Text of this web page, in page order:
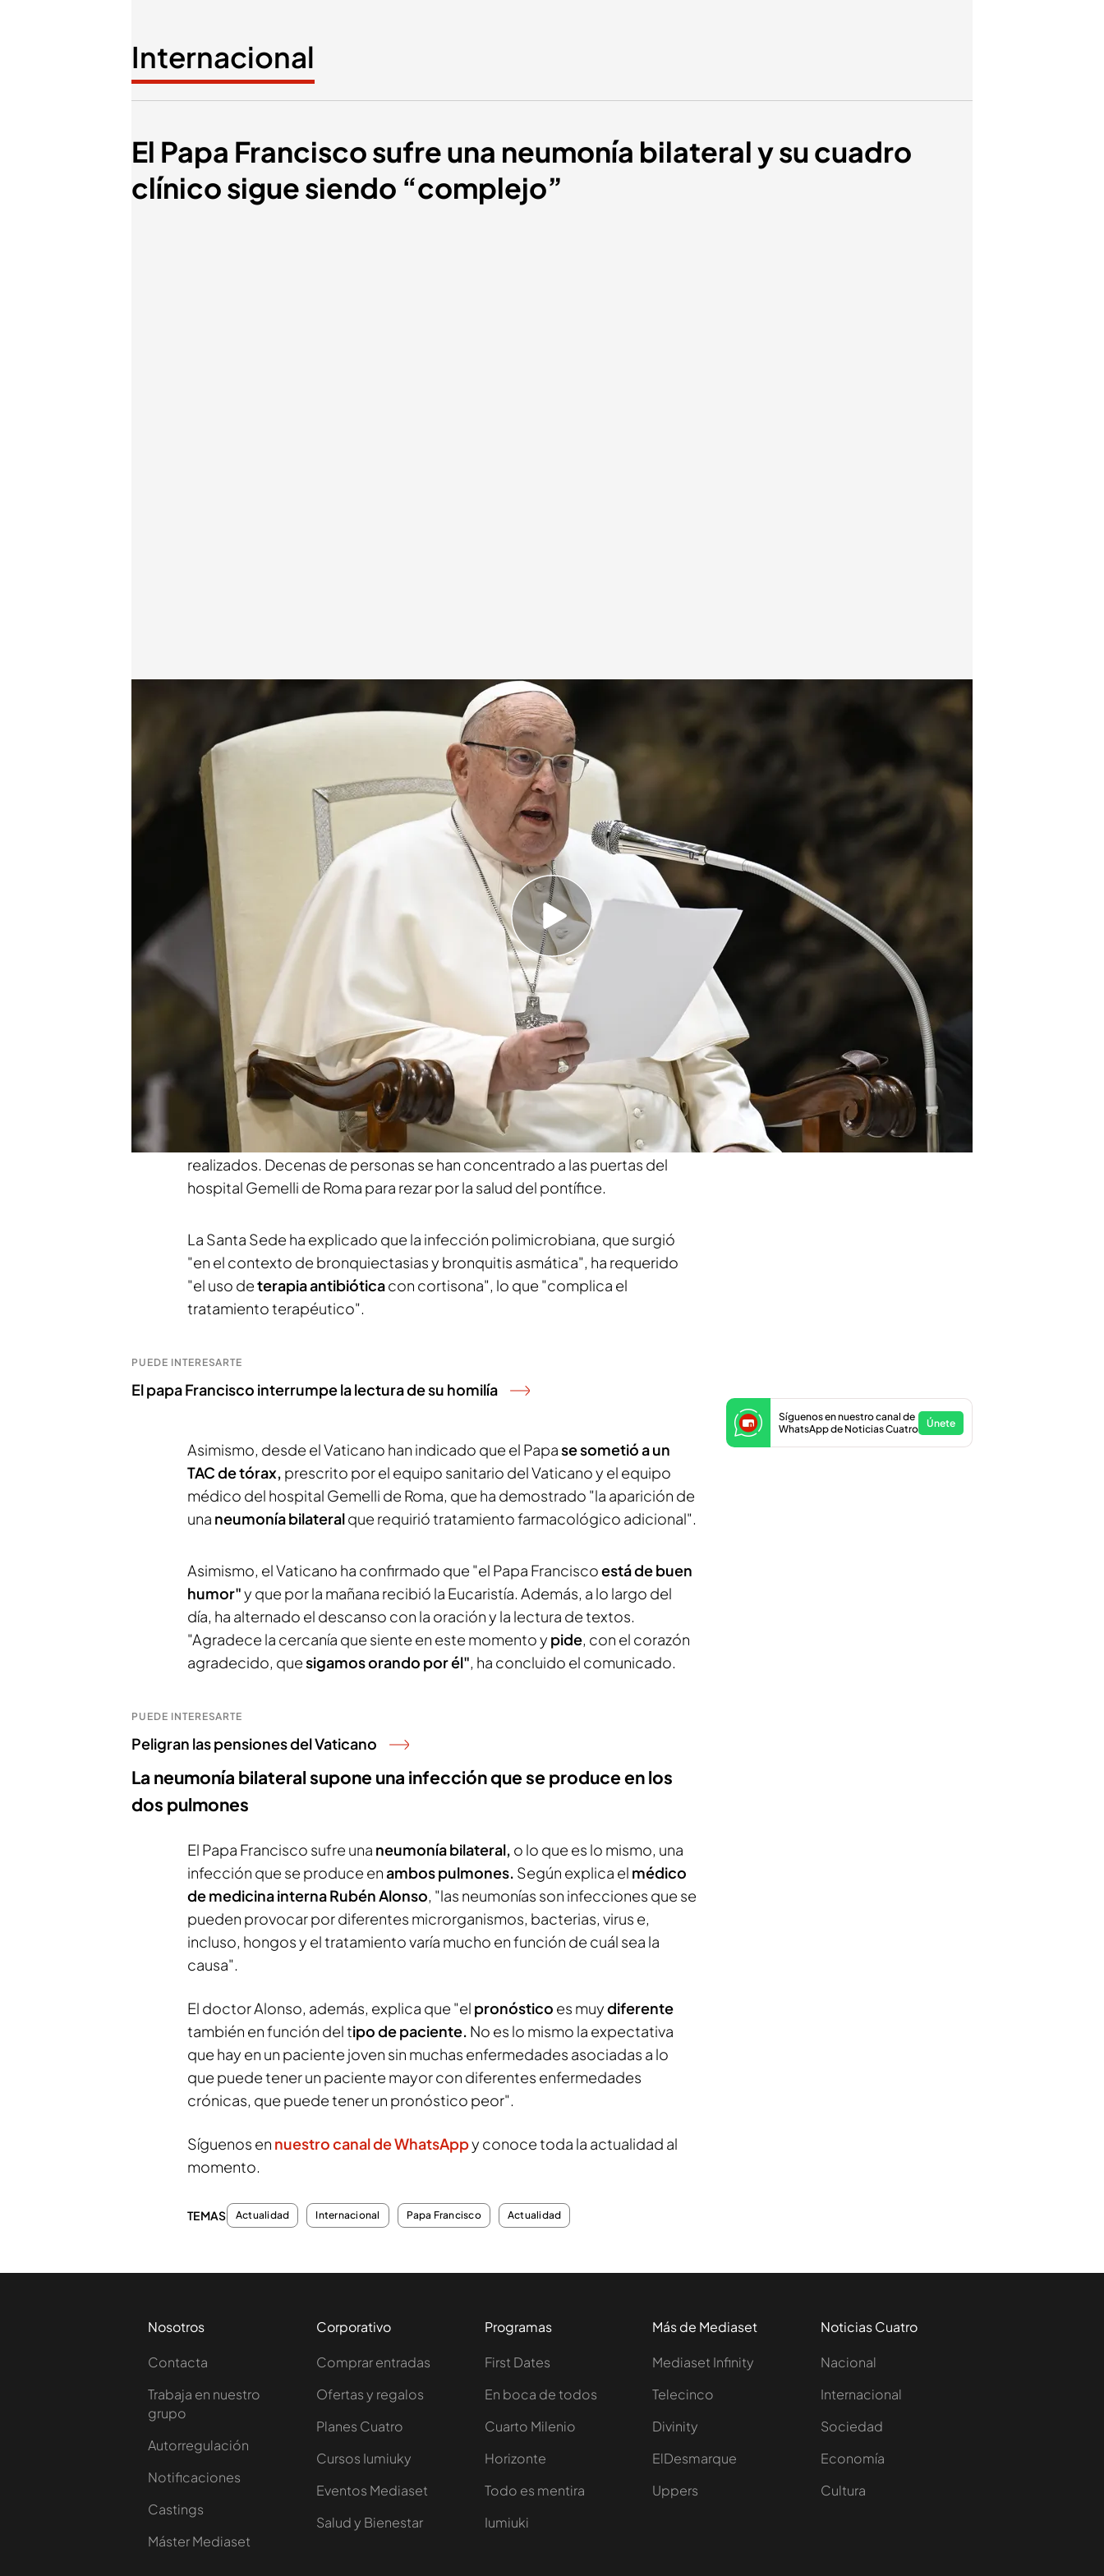
Internacional
El Papa Francisco sufre una neumonía bilateral y su cuadro
clínico sigue siendo “complejo”
Redacción digital Noticias Cuatro
18 FEB 2025 - 20:28h.
El Vaticano informa de que el pontífice sufre "una neumonía bilateral"
que "requirió tratamiento farmacológico adicional"
El pontífice "agradece la cercanía que siente en este momento y pide,
con el corazón agradecido, que sigamos orando por él"
El Papa Francisco sufre una infección polimicrobiana: ¿qué es y cómo
se trata?
Compartir
estado de salud del Papa Francisco sigue empeorando. Según
informa
Marina Garcíaen el vídeo, el últimoparte médico
emitido por el Vaticano
explica que el pontífice sufre "una
neumonía bilateral"que "requirió
tratamiento farmacológico adicional" y sigue presentando un cuadro
clínico "complejo" tras los exámenes de laboratorio y radiografía de tórax
realizados. Decenas de personas se han concentrado a las puertas del
hospital Gemelli de Roma para rezar por la salud del pontífice.
La Santa Sede ha explicado que la infección polimicrobiana, que surgió
"en el contexto de bronquiectasias y bronquitis asmática", ha requerido
"el uso deterapia antibióticacon cortisona", lo que "complica el
tratamiento terapéutico".
PUEDE INTERESARTE
El papa Francisco interrumpe la lectura de su homilía
Asimismo, desde el Vaticano han indicado que el Papase sometió a un
TAC de tórax, prescrito por el equipo sanitario del Vaticano y el equipo
médico del hospital Gemelli de Roma, que ha demostrado "la aparición de
una neumonía bilateralque requirió tratamiento farmacológico adicional".
Asimismo, el Vaticano ha confirmado que "el Papa Franciscoestá de buen
humor"y que por la mañana recibió la Eucaristía. Además, a lo largo del
día, ha alternado el descanso con la oración y la lectura de textos.
"Agradece la cercanía que siente en este momento y pide, con el corazón
agradecido, quesigamos orando por él", ha concluido el comunicado.
PUEDE INTERESARTE
Peligran las pensiones del Vaticano
La neumonía bilateral supone una infección que se produce en los
dos pulmones
El Papa Francisco sufre una neumonía bilateral, o lo que es lo mismo, una
infección que se produce enambos pulmones. Según explica el médico
de medicina interna Rubén Alonso, "las neumonías son infecciones que se
pueden provocar por diferentes microrganismos, bacterias, virus e,
incluso, hongos y el tratamiento varía mucho en función de cuál sea la
causa".
Síguenos en nuestro canal de
WhatsApp de Noticias Cuatro
Únete
El doctor Alonso, además, explica que "el pronóstico es muydiferente
también en función del tipo de paciente. No es lo mismo la expectativa
que hay en un paciente joven sin muchas enfermedades asociadas a lo
que puede tener un paciente mayor con diferentes enfermedades
crónicas, que puede tener un pronóstico peor".
Síguenos en nuestro canal de WhatsAppy conoce toda la actualidad al
momento.
TEMAS Actualidad Internacional Papa Francisco Actualidad
Nosotros
Contacta
Trabaja en nuestro
grupo
Autorregulación
Notificaciones
Castings
Máster Mediaset
Corporativo
Comprar entradas
Ofertas y regalos
Planes Cuatro
Cursos Iumiuky
Eventos Mediaset
Salud y Bienestar
Programas
First Dates
En boca de todos
Cuarto Milenio
Horizonte
Todo es mentira
Iumiuki
Más de Mediaset
Mediaset Infinity
Telecinco
Divinity
ElDesmarque
Uppers
Noticias Cuatro
Nacional
Internacional
Sociedad
Economía
Cultura